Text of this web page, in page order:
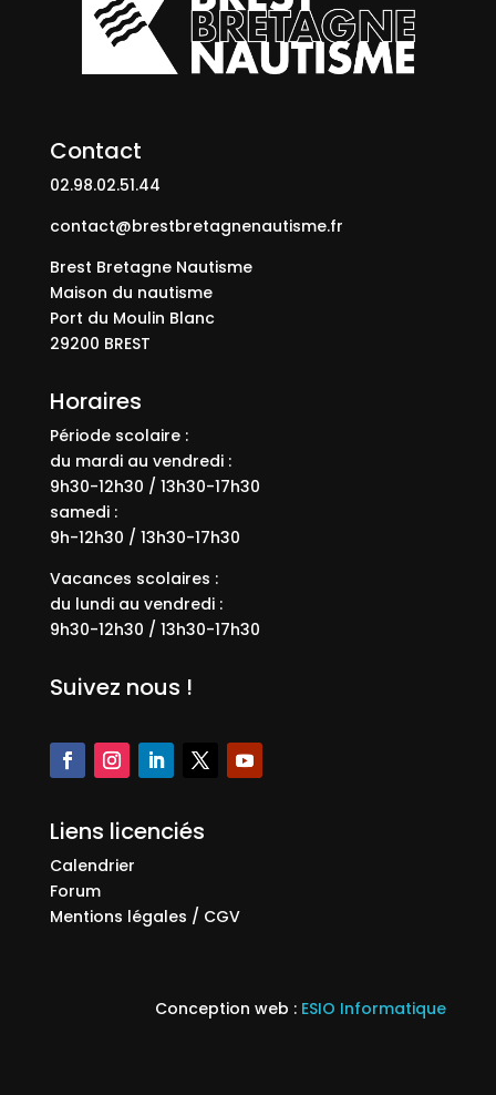
Contact
02.98.02.51.44
contact@brestbretagnenautisme.fr
Brest Bretagne Nautisme
Maison du nautisme
Port du Moulin Blanc
29200 BREST
Horaires
Période scolaire :
du mardi au vendredi :
9h30-12h30 / 13h30-17h30
samedi :
9h-12h30 / 13h30-17h30
Vacances scolaires :
du lundi au vendredi :
9h30-12h30 / 13h30-17h30
Suivez nous !
Liens licenciés
Calendrier
Forum
Mentions légales / CGV
Conception web : ESIO Informatique